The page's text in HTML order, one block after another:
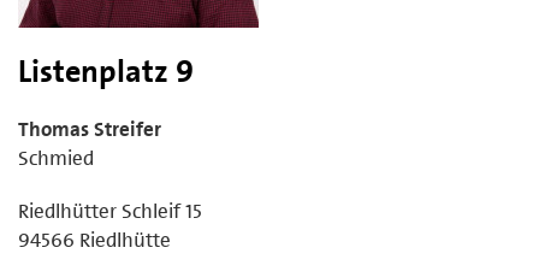
Listenplatz 9
Thomas Streifer
Schmied
Riedlhütter Schleif 15
94566 Riedlhütte